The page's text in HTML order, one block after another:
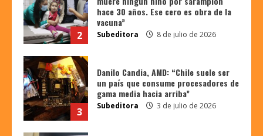
2
hace 30 años. Ese cero es obra de la
vacuna”
Subeditora 8 de julio de 2026
3
Danilo Candia, AMD: “Chile suele ser
un país que consume procesadores de
gama media hacia arriba”
Subeditora 3 de julio de 2026